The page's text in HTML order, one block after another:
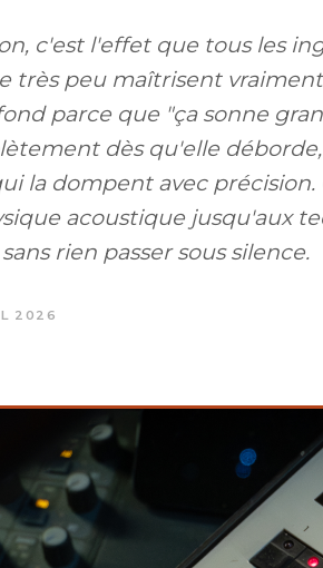
c'est l'effet que tous les
très peu maîtrisent
parce que "ça sonne
dès qu'elle déborde,
la dompent avec
acoustique jusqu'aux
rien passer sous silence.
2026